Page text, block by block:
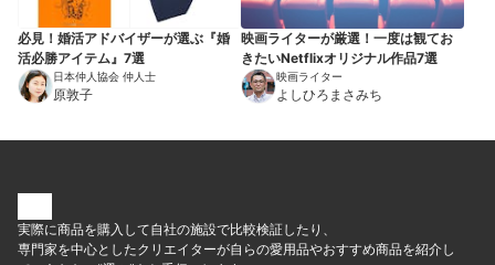
必見！婚活アドバイザーが選ぶ『婚
活必勝アイテム』7選
日本仲人協会 仲人士
原敦子
映画ライターが厳選！一度は観てお
きたいNetflixオリジナル作品7選
映画ライター
よしひろまさみち
実際に商品を購入して自社の施設で比較検証したり、
専門家を中心としたクリエイターが自らの愛用品やおすすめ商品を紹介し